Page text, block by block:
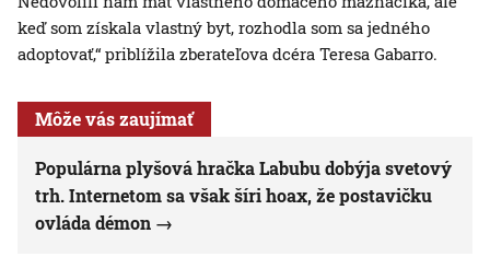
keď som získala vlastný byt, rozhodla som sa jedného
adoptovať,“ priblížila zberateľova dcéra Teresa Gabarro.
Môže vás zaujímať
Populárna plyšová hračka Labubu dobýja svetový
trh. Internetom sa však šíri hoax, že postavičku
ovláda démon